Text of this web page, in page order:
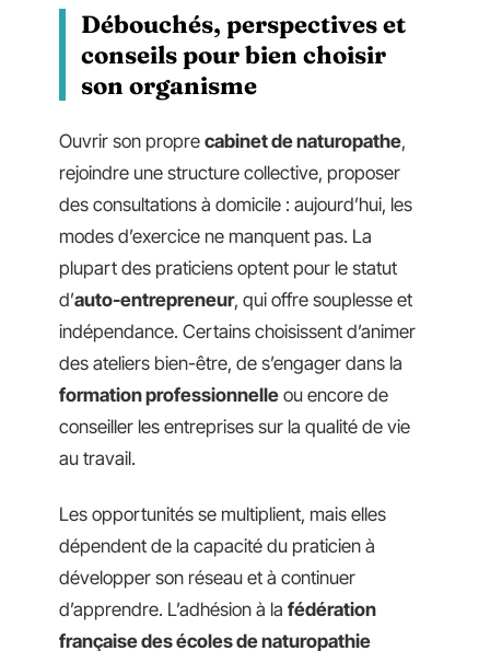
Débouchés, perspectives et
conseils pour bien choisir
son organisme
Ouvrir son propre cabinet de naturopathe,
rejoindre une structure collective, proposer
des consultations à domicile : aujourd’hui, les
modes d’exercice ne manquent pas. La
plupart des praticiens optent pour le statut
d’auto-entrepreneur, qui offre souplesse et
indépendance. Certains choisissent d’animer
des ateliers bien-être, de s’engager dans la
formation professionnelle ou encore de
conseiller les entreprises sur la qualité de vie
au travail.
Les opportunités se multiplient, mais elles
dépendent de la capacité du praticien à
développer son réseau et à continuer
d’apprendre. L’adhésion à la fédération
française des écoles de naturopathie